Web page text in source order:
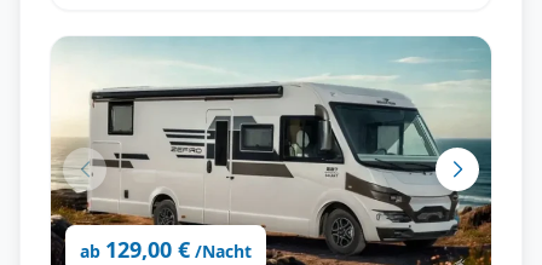
ab 129,00 € /Nacht